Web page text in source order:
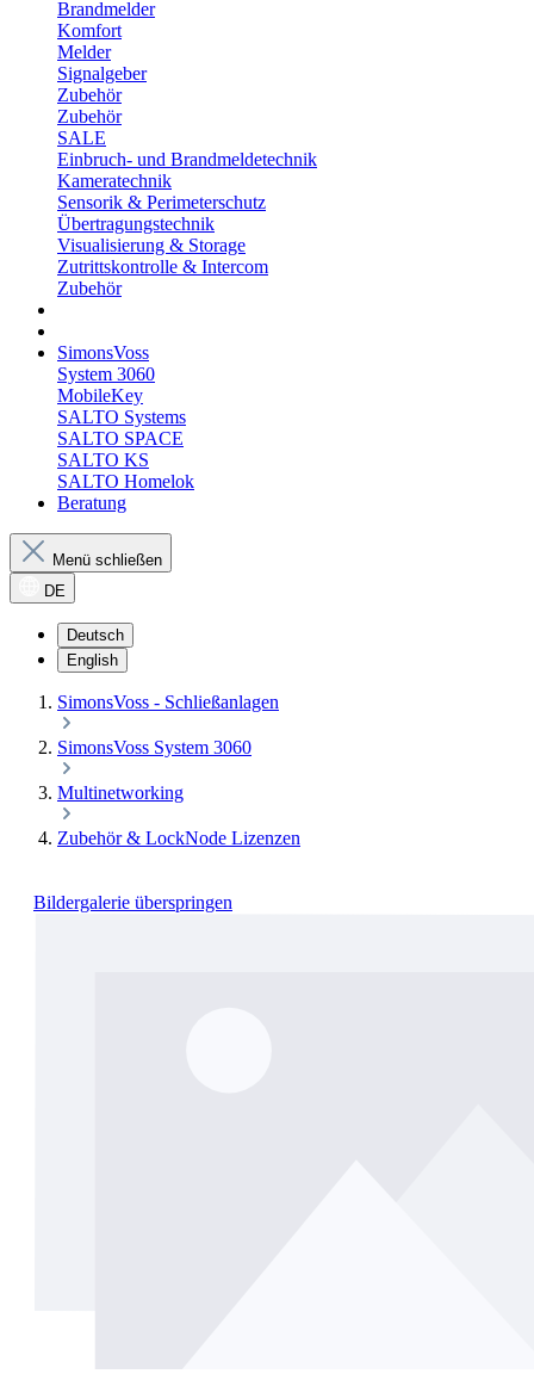
Brandmelder
Komfort
Melder
Signalgeber
Zubehör
Zubehör
SALE
Einbruch- und Brandmeldetechnik
Kameratechnik
Sensorik & Perimeterschutz
Übertragungstechnik
Visualisierung & Storage
Zutrittskontrolle & Intercom
Zubehör
SimonsVoss
System 3060
MobileKey
SALTO Systems
SALTO SPACE
SALTO KS
SALTO Homelok
Beratung
Menü schließen
DE
Deutsch
English
SimonsVoss - Schließanlagen
SimonsVoss System 3060
Multinetworking
Zubehör & LockNode Lizenzen
Bildergalerie überspringen